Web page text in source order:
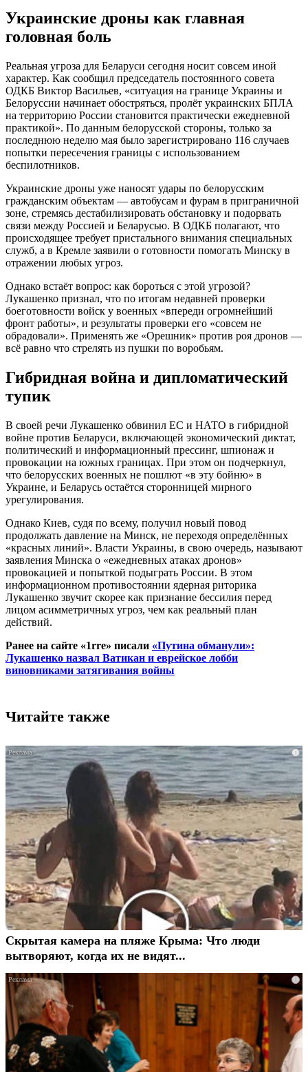
Украинские дроны как главная
головная боль
Реальная угроза для Беларуси сегодня носит совсем иной
характер. Как сообщил председатель постоянного совета
ОДКБ Виктор Васильев, «ситуация на границе Украины и
Белоруссии начинает обостряться, пролёт украинских БПЛА
на территорию России становится практически ежедневной
практикой». По данным белорусской стороны, только за
последнюю неделю мая было зарегистрировано 116 случаев
попытки пересечения границы с использованием
беспилотников.
Украинские дроны уже наносят удары по белорусским
гражданским объектам — автобусам и фурам в приграничной
зоне, стремясь дестабилизировать обстановку и подорвать
связи между Россией и Беларусью. В ОДКБ полагают, что
происходящее требует пристального внимания специальных
служб, а в Кремле заявили о готовности помогать Минску в
отражении любых угроз.
Однако встаёт вопрос: как бороться с этой угрозой?
Лукашенко признал, что по итогам недавней проверки
боеготовности войск у военных «впереди огромнейший
фронт работы», и результаты проверки его «совсем не
обрадовали». Применять же «Орешник» против роя дронов —
всё равно что стрелять из пушки по воробьям.
Гибридная война и дипломатический
тупик
В своей речи Лукашенко обвинил ЕС и НАТО в гибридной
войне против Беларуси, включающей экономический диктат,
политический и информационный прессинг, шпионаж и
провокации на южных границах. При этом он подчеркнул,
что белорусских военных не пошлют «в эту бойню» в
Украине, и Беларусь остаётся сторонницей мирного
урегулирования.
Однако Киев, судя по всему, получил новый повод
продолжать давление на Минск, не переходя определённых
«красных линий». Власти Украины, в свою очередь, называют
заявления Минска о «ежедневных атаках дронов»
провокацией и попыткой подыграть России. В этом
информационном противостоянии ядерная риторика
Лукашенко звучит скорее как признание бессилия перед
лицом асимметричных угроз, чем как реальный план
действий.
Ранее на сайте «1rre» писали «Путина обманули»:
Лукашенко назвал Ватикан и еврейское лобби
виновниками затягивания войны
Читайте также
i
Скрытая камера на пляже Крыма: Что люди
вытворяют, когда их не видят...
i